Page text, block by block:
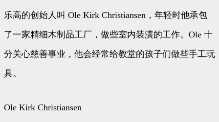
乐高的创始人叫 Ole Kirk Christiansen，年轻时他承包
了一家精细木制品工厂，做些室内装潢的工作。Ole 十
分关心慈善事业，他会经常给教堂的孩子们做些手工玩
具。
Ole Kirk Christiansen